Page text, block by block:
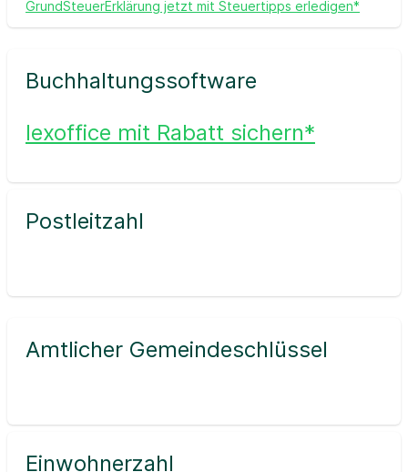
GrundSteuerErklärung jetzt mit Steuertipps erledigen*
Buchhaltungssoftware
lexoffice mit Rabatt sichern*
Postleitzahl
Amtlicher Gemeindeschlüssel
Einwohnerzahl